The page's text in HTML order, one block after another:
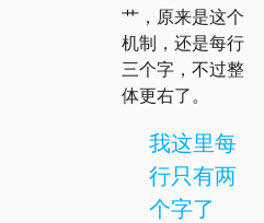
艹，原来是这个
机制，还是每行
三个字，不过整
体更右了。
我这里每
行只有两
个字了